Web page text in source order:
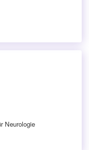
Neurologie